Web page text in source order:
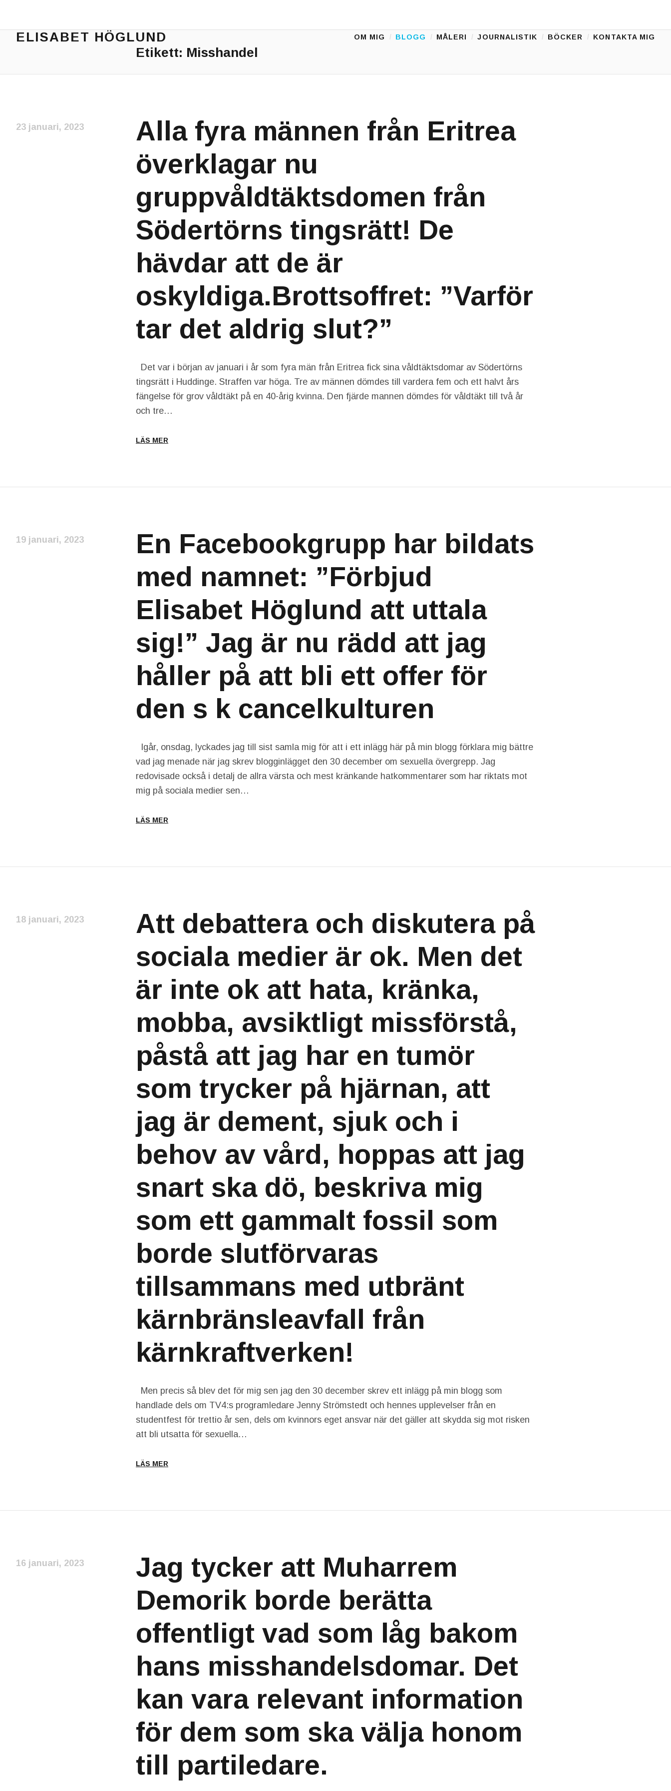
ELISABET HÖGLUND
Journalist, författare och konstnär
Main Menu
OM MIG BLOGG MÅLERI JOURNALISTIK BÖCKER KONTAKTA MIG
Etikett: Misshandel
Alla fyra männen från Eritrea
överklagar nu
gruppvåldtäktsdomen från
Södertörns tingsrätt! De
hävdar att de är
oskyldiga.Brottsoffret: ”Varför
tar det aldrig slut?”
23 januari, 2023
Det var i början av januari i år som fyra män från Eritrea fick sina våldtäktsdomar av Södertörns
tingsrätt i Huddinge. Straffen var höga. Tre av männen dömdes till vardera fem och ett halvt års
fängelse för grov våldtäkt på en 40-årig kvinna. Den fjärde mannen dömdes för våldtäkt till två år
och tre…
LÄS MER
En Facebookgrupp har bildats
med namnet: ”Förbjud
Elisabet Höglund att uttala
sig!” Jag är nu rädd att jag
håller på att bli ett offer för
den s k cancelkulturen
19 januari, 2023
Igår, onsdag, lyckades jag till sist samla mig för att i ett inlägg här på min blogg förklara mig bättre
vad jag menade när jag skrev blogginlägget den 30 december om sexuella övergrepp. Jag
redovisade också i detalj de allra värsta och mest kränkande hatkommentarer som har riktats mot
mig på sociala medier sen…
LÄS MER
Att debattera och diskutera på
sociala medier är ok. Men det
är inte ok att hata, kränka,
mobba, avsiktligt missförstå,
påstå att jag har en tumör
som trycker på hjärnan, att
jag är dement, sjuk och i
behov av vård, hoppas att jag
snart ska dö, beskriva mig
som ett gammalt fossil som
borde slutförvaras
tillsammans med utbränt
kärnbränsleavfall från
kärnkraftverken!
18 januari, 2023
Men precis så blev det för mig sen jag den 30 december skrev ett inlägg på min blogg som
handlade dels om TV4:s programledare Jenny Strömstedt och hennes upplevelser från en
studentfest för trettio år sen, dels om kvinnors eget ansvar när det gäller att skydda sig mot risken
att bli utsatta för sexuella…
LÄS MER
Jag tycker att Muharrem
Demorik borde berätta
offentligt vad som låg bakom
hans misshandelsdomar. Det
kan vara relevant information
för dem som ska välja honom
till partiledare.
16 januari, 2023